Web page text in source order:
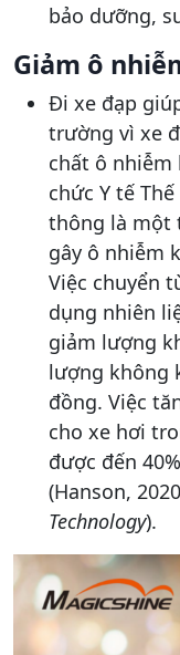
bảo dưỡng,
Giảm ô
Đi xe đạp
trường vì xe
chất ô nhiễm
chức Y tế
thông là một
gây ô nhiễm
Việc chuyển
dụng nhiên
giảm lượng
lượng không
đồng. Việc
cho xe hơi
được đến
(Hanson,
Technology).